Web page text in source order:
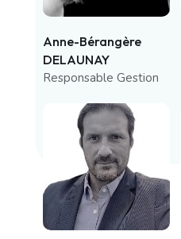
Anne-Bérangère
DELAUNAY
Responsable Gestion